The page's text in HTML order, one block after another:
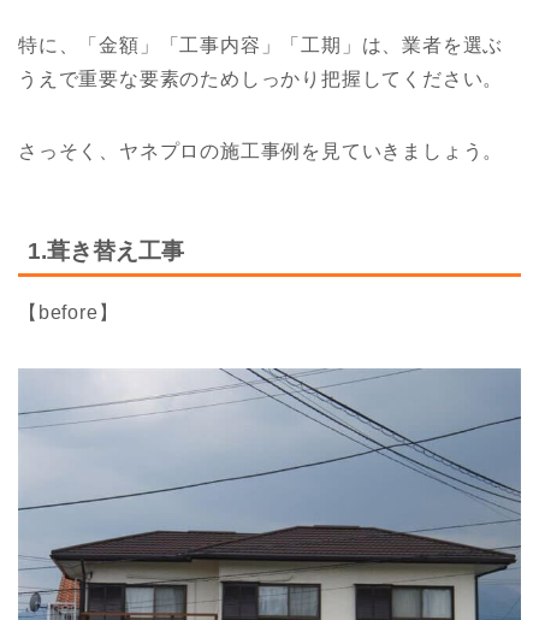
特に、「金額」「工事内容」「工期」は、業者を選ぶ
うえで重要な要素のためしっかり把握してください。
さっそく、ヤネプロの施工事例を見ていきましょう。
1.葺き替え工事
【before】